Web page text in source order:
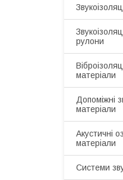
рулони
матеріали
Допоміжні
матеріали
Акустичні
матеріали
Системи